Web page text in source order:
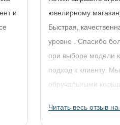
и
ювелирному
Быстрая,
уровне . Спасибо
при выборе модели
подход к клиенту.
обручальными
Читать весь отзыв